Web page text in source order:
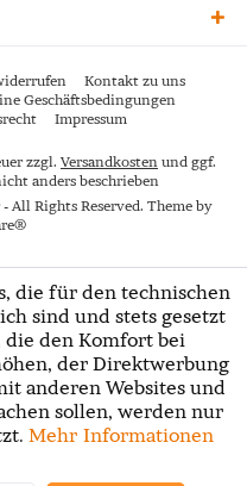
Kontakt zu uns
Geschäftsbedingungen
Impressum
zzgl. Versandkosten und ggf.
anders beschrieben
Rights Reserved. Theme by
die für den technischen
sind und stets gesetzt
die den Komfort bei
der Direktwerbung
anderen Websites und
sollen, werden nur
Mehr Informationen